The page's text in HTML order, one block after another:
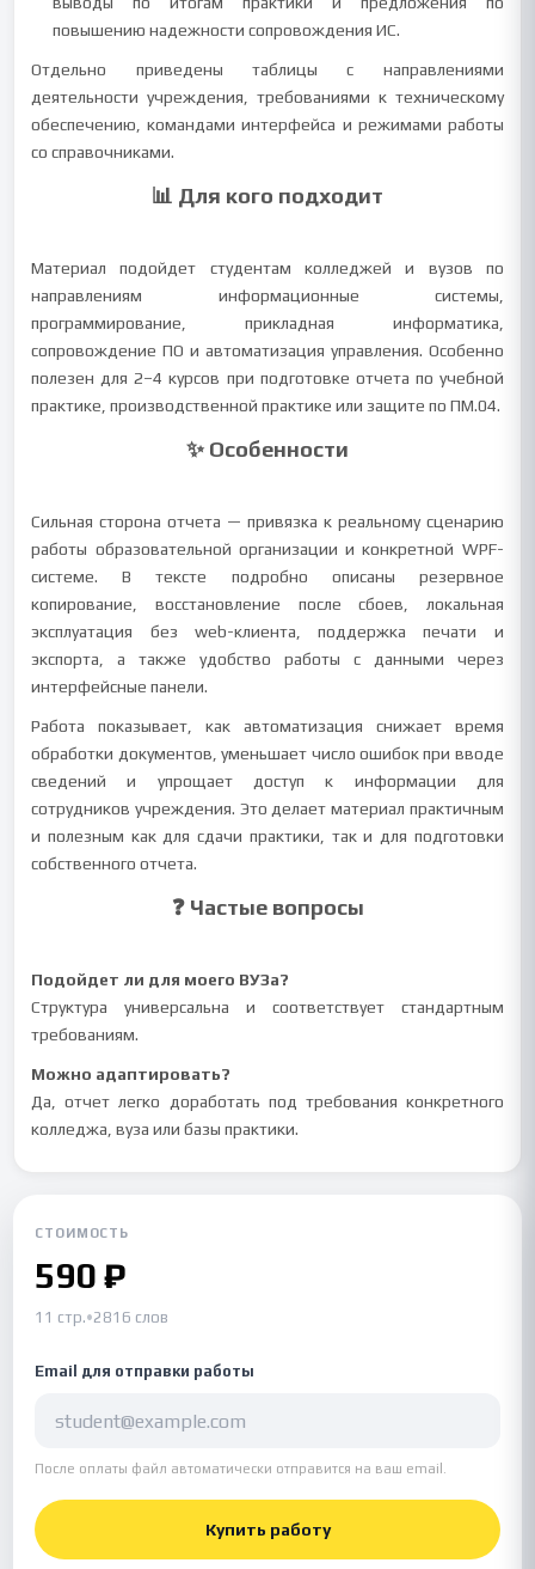
повышению надежности сопровождения ИС.
Отдельно приведены таблицы с направлениями
деятельности учреждения, требованиями к техническому
обеспечению, командами интерфейса и режимами работы
со справочниками.
📊 Для кого подходит
Материал подойдет студентам колледжей и вузов по
направлениям информационные системы,
программирование, прикладная информатика,
сопровождение ПО и автоматизация управления. Особенно
полезен для 2–4 курсов при подготовке отчета по учебной
практике, производственной практике или защите по ПМ.04.
✨ Особенности
Сильная сторона отчета — привязка к реальному сценарию
работы образовательной организации и конкретной WPF-
системе. В тексте подробно описаны резервное
копирование, восстановление после сбоев, локальная
эксплуатация без web-клиента, поддержка печати и
экспорта, а также удобство работы с данными через
интерфейсные панели.
Работа показывает, как автоматизация снижает время
обработки документов, уменьшает число ошибок при вводе
сведений и упрощает доступ к информации для
сотрудников учреждения. Это делает материал практичным
и полезным как для сдачи практики, так и для подготовки
собственного отчета.
❓ Частые вопросы
Подойдет ли для моего ВУЗа?
Структура универсальна и соответствует стандартным
требованиям.
Можно адаптировать?
Да, отчет легко доработать под требования конкретного
колледжа, вуза или базы практики.
СТОИМОСТЬ
590 ₽
11 стр.•2816 слов
Email для отправки работы
После оплаты файл автоматически отправится на ваш email.
Купить работу